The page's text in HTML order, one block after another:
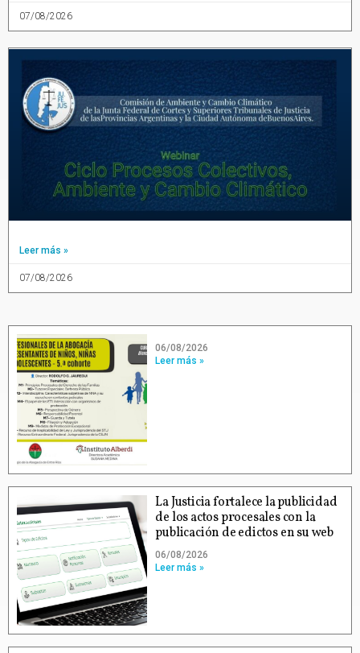
07/08/2026
Leer más »
07/08/2026
06/08/2026
Leer más »
La Justicia fortalece la publicidad
de los actos procesales con la
publicación de edictos en su web
06/08/2026
Leer más »